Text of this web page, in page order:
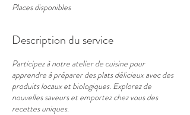
i
é
Places disponibles
Description du service
Participez à notre atelier de cuisine pour
apprendre à préparer des plats délicieux avec des
produits locaux et biologiques. Explorez de
nouvelles saveurs et emportez chez vous des
recettes uniques.